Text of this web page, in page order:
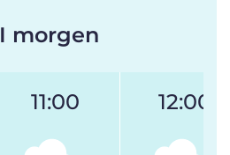
I morgen
11:00 12:00